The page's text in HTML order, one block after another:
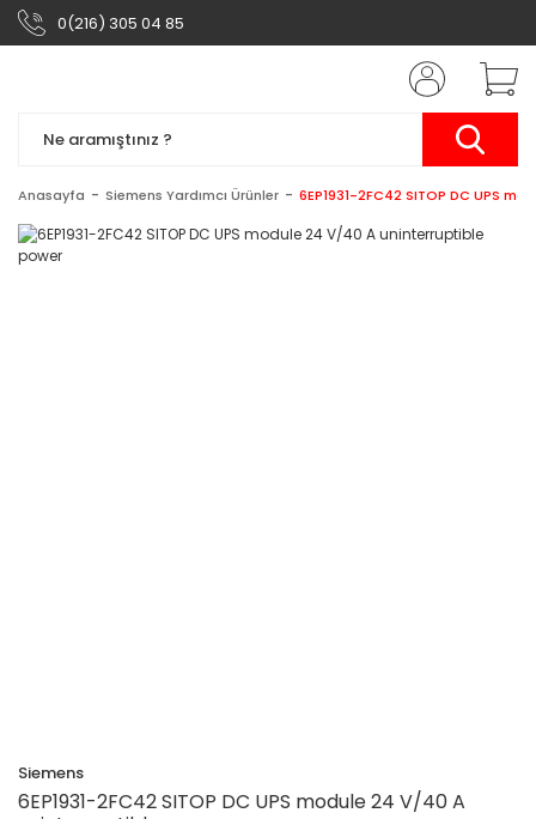
0(216) 305 04 85
Anasayfa Siemens Yardımcı Ürünler 6EP1931-2FC42 SITOP DC UPS
Siemens
6EP1931-2FC42 SITOP DC UPS module 24 V/40 A